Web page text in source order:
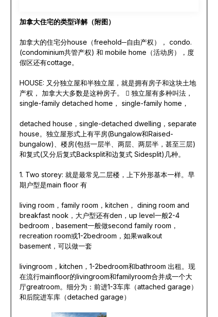
加拿大住宅的类型详解（附图）
加拿大的住宅分house（freehold─自由产权）， condo.
(condominium共管产权) 和 mobile home（活动房），度
假区还有cottage。
HOUSE: 又分独立屋和半独立屋，就是拥有房子和这块土地
产权， 加拿大大多数是这种房子。  独立屋有多种叫法，
single-family detached home， single-family home，
detached house，single-detached dwelling，separate
house。独立屋形式上有平房(Bungalow和Raised-
bungalow)、楼房(包括一层半、两层、两层半，甚至三层)
和复式(又分后复式Backsplit和边复式 Sidesplit)几种。
1. Two storey: 就是最常见二层楼，上下外形基本一样。早
期户型是main floor 有
living room，family room，kitchen， dining room and
breakfast nook，大户型还有den，up level一般2-4
bedroom，basement一般做second family room，
recreation room或1-2bedroom，如果walkout
basement，可以做一套
livingroom，kitchen，1-2bedroom和bathroom 出租。现
在流行mainfloor的livingroom和familyroom合并成一个大
厅greatroom。细分为：前进1-3车库（attached garage）
和后院进车库（detached garage）